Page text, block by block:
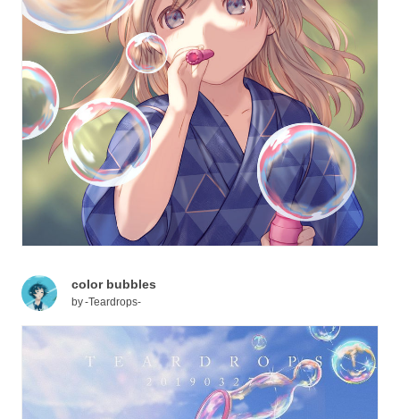
color bubbles
by-Teardrops-